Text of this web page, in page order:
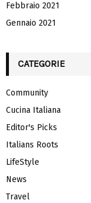
Febbraio 2021
Gennaio 2021
CATEGORIE
Community
Cucina Italiana
Editor's Picks
Italians Roots
LifeStyle
News
Travel